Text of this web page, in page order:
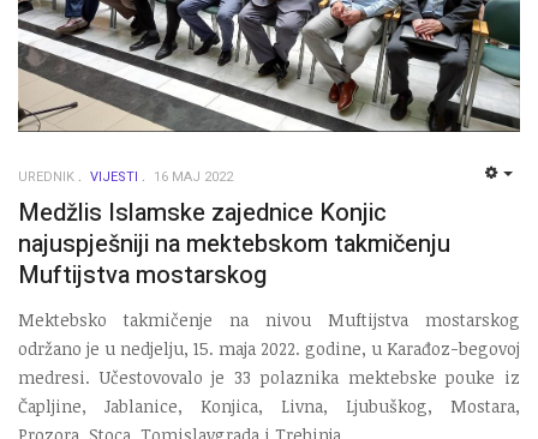
UREDNIK VIJESTI 16 MAJ 2022
Medžlis Islamske zajednice Konjic
najuspješniji na mektebskom takmičenju
Muftijstva mostarskog
Mektebsko takmičenje na nivou Muftijstva mostarskog
održano je u nedjelju, 15. maja 2022. godine, u Karađoz-begovoj
medresi. Učestovovalo je 33 polaznika mektebske pouke iz
Čapljine, Jablanice, Konjica, Livna, Ljubuškog, Mostara,
Prozora, Stoca, Tomislavgrada i Trebinja.